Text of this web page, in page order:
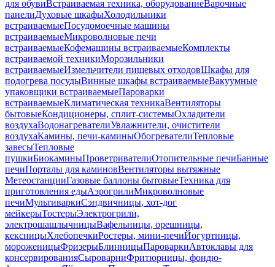
для обувиВстраиваемая техника, оборудованиеВарочные
панелиДуховые шкафыХолодильники
встраиваемыеПосудомоечные машины
встраиваемыеМикроволновые печи
встраиваемыеКофемашины встраиваемыеКомплекты
встраиваемой техникиМорозильники
встраиваемыеИзмельчители пищевых отходовШкафы для
подогрева посудыВинные шкафы встраиваемыеВакуумные
упаковщики встраиваемыеПароварки
встраиваемыеКлиматическая техникаВентиляторы
бытовыеКондиционеры, сплит-системыОхладители
воздухаВодонагревателиУвлажнители, очистители
воздухаКамины, печи-каминыОбогревателиТепловые
завесыТепловые
пушкиБиокаминыПроветривателиОтопительные печиБанные
печиПорталы для каминовВентиляторы вытяжные
МетеостанцииГазовые баллоны бытовыеТехника для
приготовления едыАэрогрилиМикроволновые
печиМультиваркиСэндвичницы, хот-дог
мейкерыТостерыЭлектрогрили,
электрошашлычницыВафельницы, орешницы,
кексницыХлебопечкиРостеры, мини-печиЙогуртницы,
мороженицыФризерыБлинницыПароваркиАвтоклавы для
консервированияСыроварниФритюрницы, фондю-